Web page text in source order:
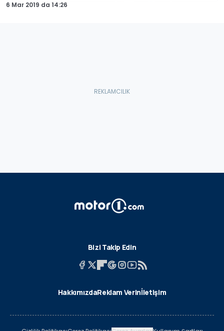
6 Mar 2019 da 14:26
Bizi Takip Edin
HakkımızdaReklam Verinİletişim